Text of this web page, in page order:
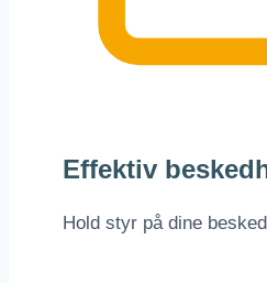
Effektiv
Hold styr på dine